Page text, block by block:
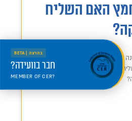
האם השליח
לנסוע להורים לפסח כבר
שאמנה לבדוק את החמץ
בהרצה | BETA
חבר בוועידה?
MEMBER OF CER?
Welcome to the new portal